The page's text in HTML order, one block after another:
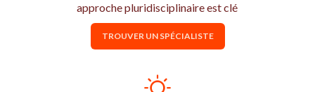
approche pluridisciplinaire est clé
TROUVER UN SPÉCIALISTE